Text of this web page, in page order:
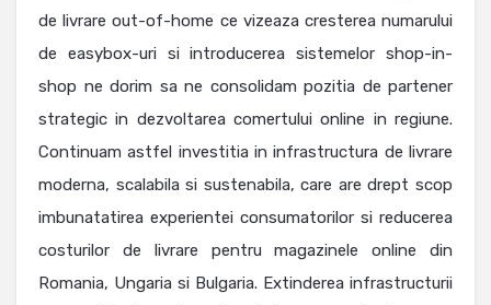
de livrare out-of-home ce vizeaza cresterea numarului
de easybox-uri si introducerea sistemelor shop-in-
shop ne dorim sa ne consolidam pozitia de partener
strategic in dezvoltarea comertului online in regiune.
Continuam astfel investitia in infrastructura de livrare
moderna, scalabila si sustenabila, care are drept scop
imbunatatirea experientei consumatorilor si reducerea
costurilor de livrare pentru magazinele online din
Romania, Ungaria si Bulgaria. Extinderea infrastructurii